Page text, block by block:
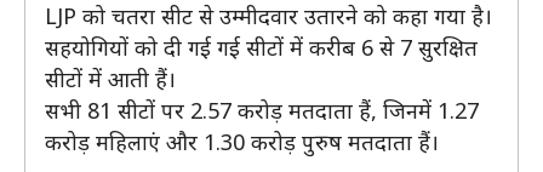
LJP को चतरा सीट से उम्मीदवार उतारने को कहा गया है।
सहयोगियों को दी गई गई सीटों में करीब 6 से 7 सुरक्षित
सीटों में आती हैं।
सभी 81 सीटों पर 2.57 करोड़ मतदाता हैं, जिनमें 1.27
करोड़ महिलाएं और 1.30 करोड़ पुरुष मतदाता हैं।